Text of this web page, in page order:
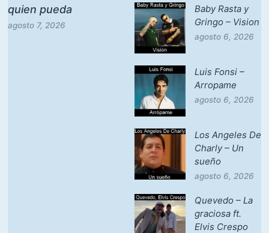
quien pueda
agosto 7, 2026
Baby Rasta y
Gringo – Vision
agosto 6, 2026
Luis Fonsi –
Arropame
agosto 6, 2026
Los Angeles De
Charly – Un
sueño
agosto 6, 2026
Quevedo – La
graciosa ft.
Elvis Crespo